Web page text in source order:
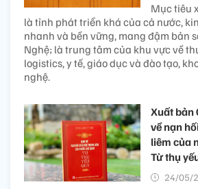
Mục tiêu
là tỉnh phát triển khá của cả nước,
nhanh và bền vững, mang đậm bản
Nghệ; là trung tâm của khu vực về
logistics, y tế, giáo dục và đào tạo,
nghệ.
Xuất bản
về nạn
liêm của
Từ thụ
24/05/